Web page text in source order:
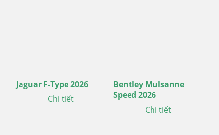
Jaguar F-Type 2026
Chi tiết
Bentley Mulsanne
Speed 2026
Chi tiết